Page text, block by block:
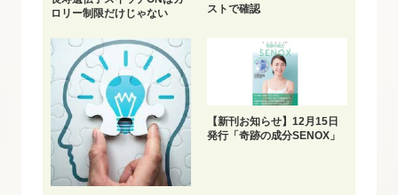
ロリー制限だけじゃない
ストで確認
【新刊お知らせ】12月15日
発行「奇跡の成分SENOX」